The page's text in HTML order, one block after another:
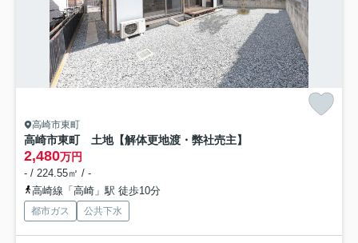
高崎市東町
高崎市東町 土地【解体更地渡・弊社売主】
2,480万円
- / 224.55㎡ / -
高崎線「高崎」駅 徒歩10分
都市ガス 公共下水